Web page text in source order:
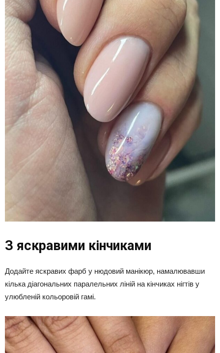
З яскравими кінчиками
Додайте яскравих фарб у нюдовий манікюр, намалювавши
кілька діагональних паралельних ліній на кінчиках нігтів у
улюбленій кольоровій гамі.